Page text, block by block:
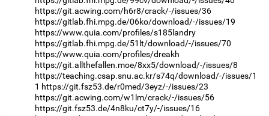
https://git.acwing.com/h6r8/crack/-/issues/36
https://gitlab.fhi.mpg.de/06ko/download/-/issues/19
https://www.quia.com/profiles/s185landry
https://gitlab.fhi.mpg.de/51lt/download/-/issues/70
https://www.quia.com/profiles/dreakh
https://git.allthefallen.moe/8xx5/download/-/issues/8
https://teaching.csap.snu.ac.kr/s74q/download/-/issues/1
1 https://git.fsz53.de/r0med/3eyz/-/issues/23
https://git.acwing.com/w1lm/crack/-/issues/56
https://git.fsz53.de/4n8ku/ct7y/-/issues/16